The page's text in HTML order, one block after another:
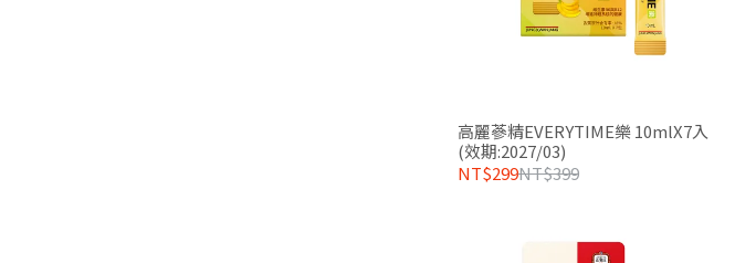
高麗蔘精EVERYTIME樂 10mlX7入
(效期:2027/03)
NT$299NT$399